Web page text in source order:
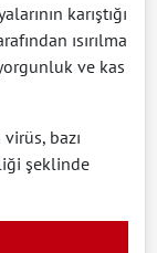
karıştığı
ısırılma
ve kas
bazı
şeklinde